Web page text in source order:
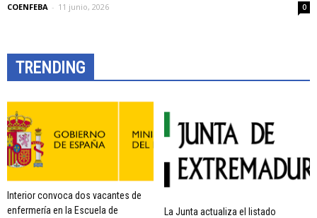
COENFEBA - 11 junio, 2026 0
TRENDING
Interior convoca dos vacantes de
enfermería en la Escuela de
La Junta actualiza el listado